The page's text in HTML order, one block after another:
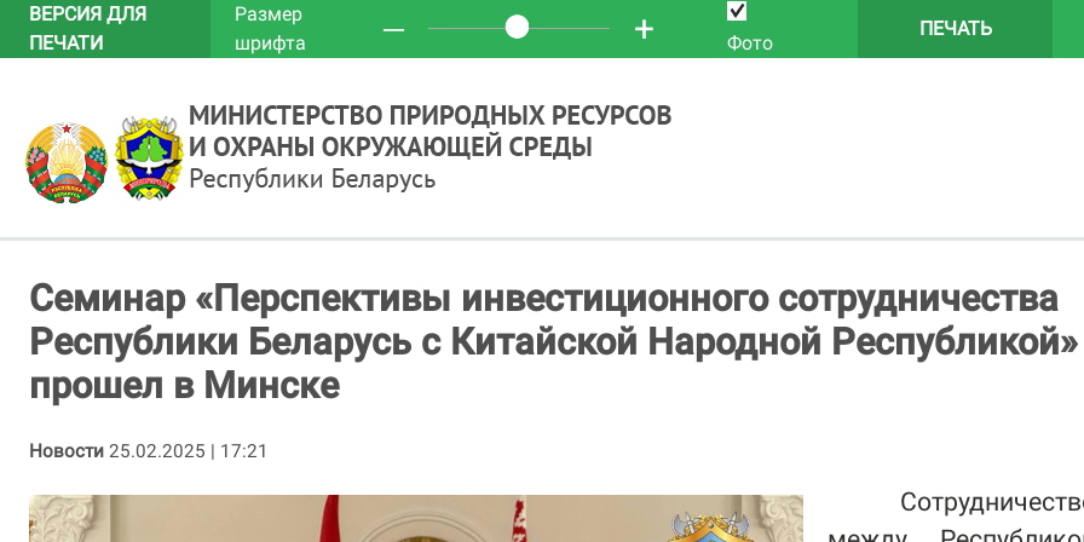
ВЕРСИЯ ДЛЯ
ПЕЧАТИ
Размер
шрифта
─ + Фото
ПЕЧАТЬ
Cеминар «Перспективы инвестиционного сотрудничества
Республики Беларусь с Китайской Народной Республикой»
прошел в Минске
Новости 25.02.2025 | 17:21